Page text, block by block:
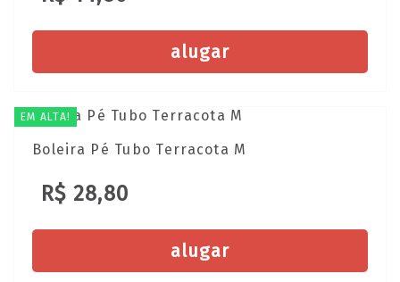
alugar
EM ALTA!
Boleira Pé Tubo Terracota M
R$ 28,80
alugar